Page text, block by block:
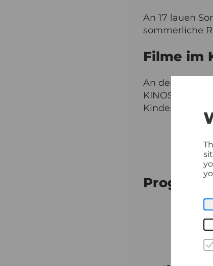
An 17 lauen
sommerliche
Filme im
An den frühen
KINOSAAL